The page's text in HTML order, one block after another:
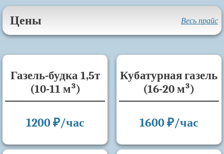
Цены Весь прайс
Газель-будка 1,5т
(10-11 м³)
1200 ₽/час
Кубатурная газель
(16-20 м³)
1600 ₽/час